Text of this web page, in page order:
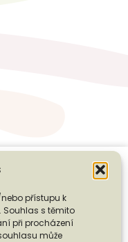
přístupu k
Souhlas s těmito
při procházení
může
NÁS